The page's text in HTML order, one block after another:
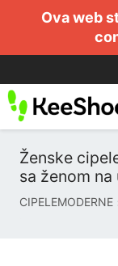
Ova web
Ženske
sa ženom na
CIPELEMODERNE